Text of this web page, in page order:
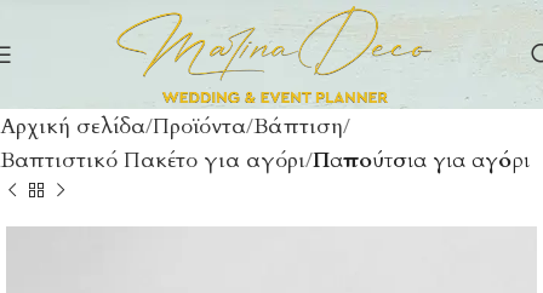
Αρχική σελίδα Προϊόντα Βάπτιση
Βαπτιστικό Πακέτο για αγόρι Παπούτσια για αγόρι